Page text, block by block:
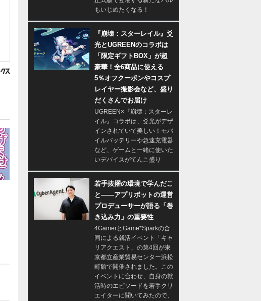
もいじめたくなる！
『崩壊：スターレイル』爻
光とUGREENのコラボは
「限定ギフトBOX」が超
豪華！全6商品に使える
5％オフクーポンやコスプ
レイヤー撮影会など、盛り
だくさんでお届け
UGREEN×『崩壊：スターレ
イル』コラボは、爻光がデザ
インされていて美しい！モバ
イルバッテリーや急速充電器
など、ゲームと一緒に使いた
いデバイスがてんこ盛り
若手抜擢の環境で学んだこ
と――アプリボットの運営
プロデューサーが語る「巻
き込み力」の重要性
4GamerとGame*Sparkの合
同による就活イベント「キャ
リアクエスト」の第4回が東
京都立産業貿易センター浜松
町館で開催されました。この
イベントに合わせ、自身の就
活時のエピソードを若手クリ
エイターに聞いてみたので、